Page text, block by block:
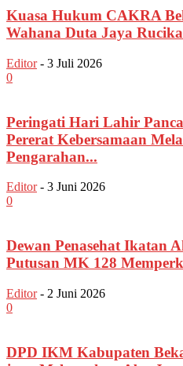
Kuasa Hukum CAKRA
Wahana Duta Jaya
Editor - 3 Juli 2026
0
Peringati Hari Lahir
Pererat Kebersamaan
Pengarahan...
Editor - 3 Juni 2026
0
Dewan Penasehat Ikatan
Putusan MK 128
Editor - 2 Juni 2026
0
DPD IKM Kabupaten